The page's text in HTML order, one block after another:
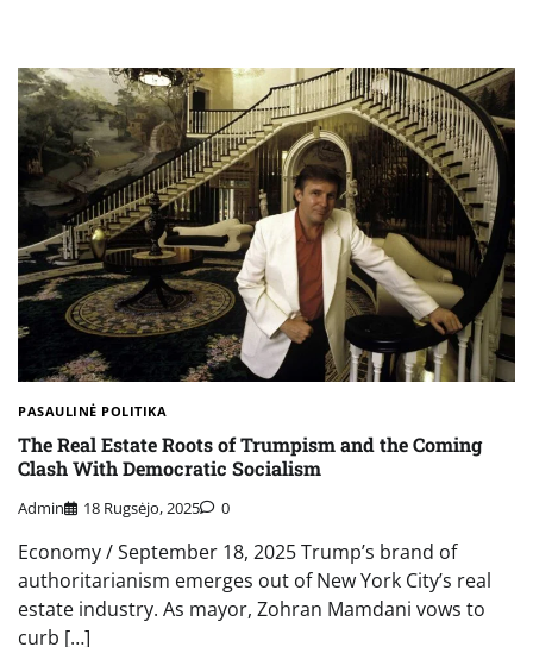
PASAULINĖ POLITIKA
The Real Estate Roots of Trumpism and the Coming
Clash With Democratic Socialism
Admin 18 Rugsėjo, 2025 0
Economy / September 18, 2025 Trump’s brand of
authoritarianism emerges out of New York City’s real
estate industry. As mayor, Zohran Mamdani vows to
curb […]